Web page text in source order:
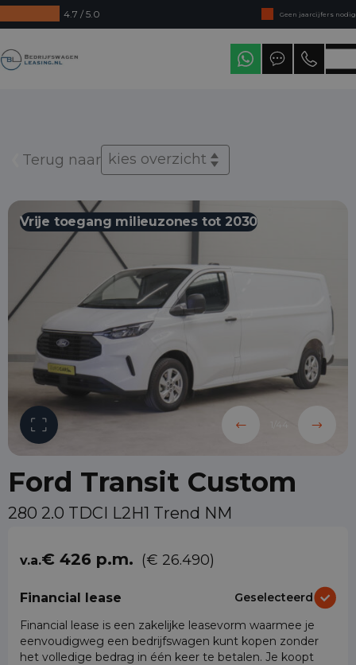
4.7 / 5.0
Geen jaarcijfers nodig
Direct uit voorraad leverbaar
Levering in heel Nederland
Terug naar kies overzicht
Vrije toegang milieuzones tot 2030
44
Ford Transit Custom
280 2.0 TDCI L2H1 Trend NM
v.a.€ 426 p.m. (€ 26.490)
Financial lease
Geselecteerd
Financial lease is een zakelijke leasevorm waarmee je
eenvoudigweg een bedrijfswagen kunt kopen zonder
het volledige bedrag in één keer te betalen. Je koopt